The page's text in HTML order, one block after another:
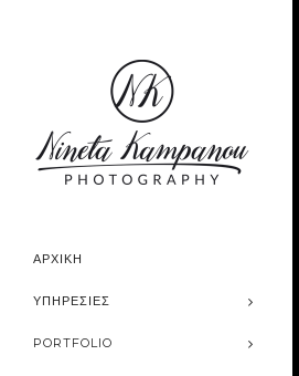
ΑΡΧΙΚΗ
ΥΠΗΡΕΣΊΕΣ
PORTFOLIO